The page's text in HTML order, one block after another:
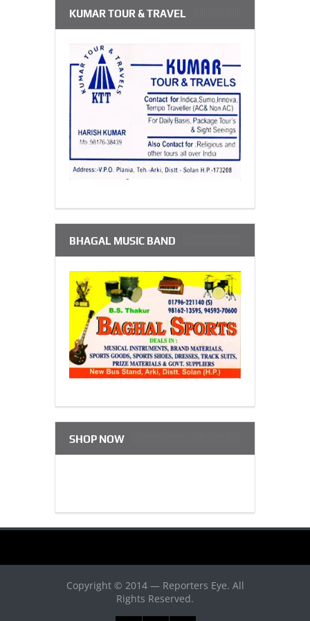
KUMAR TOUR & TRAVEL
BHAGAL MUSIC BAND
SHOP NOW
Copyright © 2014 — Reporters Eye. All
Rights Reserved.